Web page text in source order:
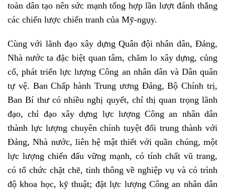
toàn dân tạo nên sức mạnh tổng hợp lần lượt đánh thắng
các chiến lược chiến tranh của Mỹ-ngụy.
Cùng với lãnh đạo xây dựng Quân đội nhân dân, Đảng,
Nhà nước ta đặc biệt quan tâm, chăm lo xây dựng, củng
cố, phát triển lực lượng Công an nhân dân và Dân quân
tự vệ. Ban Chấp hành Trung ương Đảng, Bộ Chính trị,
Ban Bí thư có nhiều nghị quyết, chỉ thị quan trọng lãnh
đạo, chỉ đạo xây dựng lực lượng Công an nhân dân
thành lực lượng chuyên chính tuyệt đối trung thành với
Đảng, Nhà nước, liên hệ mật thiết với quần chúng, một
lực lượng chiến đấu vững mạnh, có tính chất vũ trang,
có tổ chức chặt chẽ, tinh thông về nghiệp vụ và có trình
độ khoa học, kỹ thuật; đặt lực lượng Công an nhân dân